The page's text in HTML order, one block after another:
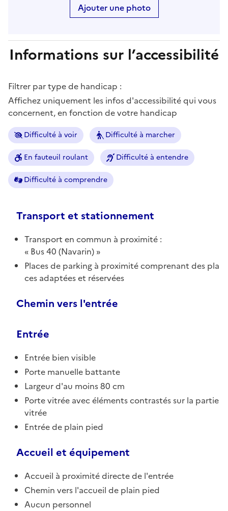
Ajouter une photo
Informations sur l’accessibilité
Filtrer par type de handicap :
Affichez uniquement les infos d'accessibilité qui vous
concernent, en fonction de votre handicap
Difficulté à voir Difficulté à marcher
En fauteuil roulant Difficulté à entendre
Difficulté à comprendre
Transport et stationnement
Transport en commun à proximité :
Bus 40 (Navarin)
Places de parking à proximité comprenant des pla
ces adaptées et réservées
Chemin vers l'entrée
Entrée
Entrée bien visible
Porte manuelle battante
Largeur d'au moins 80 cm
Porte vitrée avec éléments contrastés sur la partie
vitrée
Entrée de plain pied
Accueil et équipement
Accueil à proximité directe de l'entrée
Chemin vers l'accueil de plain pied
Aucun personnel